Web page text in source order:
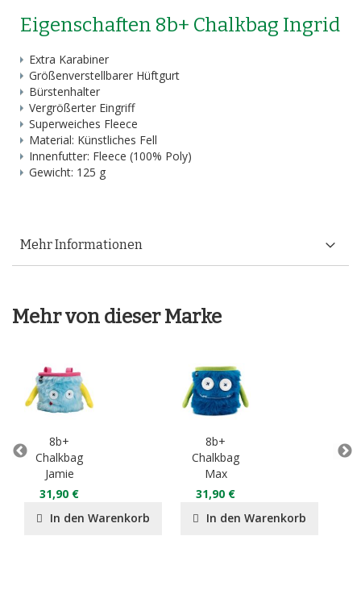
Eigenschaften 8b+ Chalkbag Ingrid
Extra Karabiner
Größenverstellbarer Hüftgurt
Bürstenhalter
Vergrößerter Eingriff
Superweiches Fleece
Material: Künstliches Fell
Innenfutter: Fleece (100% Poly)
Gewicht: 125 g
Mehr Informationen
Mehr von dieser Marke
8b+
Chalkbag
Jamie
31,90 €
In den Warenkorb
8b+
Chalkbag
Max
31,90 €
In den Warenkorb